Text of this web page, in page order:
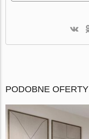
PODOBNE OFERTY